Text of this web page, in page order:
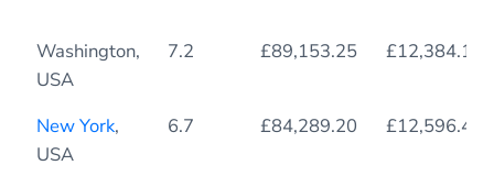
Destination
Flygtid
(timmar)
Flygpriser
Kostnad per
timme
Washington,
USA
7.2 £89,153.25 £12,384.12
New York,
USA
6.7 £84,289.20 £12,596.46